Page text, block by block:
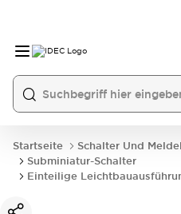
Startseite Schalter Und
Subminiatur-Schalter
Einteilige